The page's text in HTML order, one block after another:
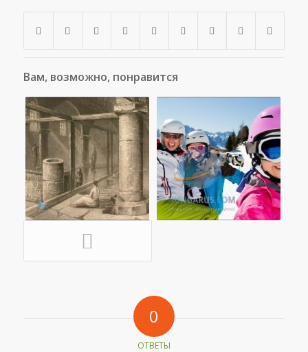
Вам, возможно, понравится
0
ОТВЕТЫ